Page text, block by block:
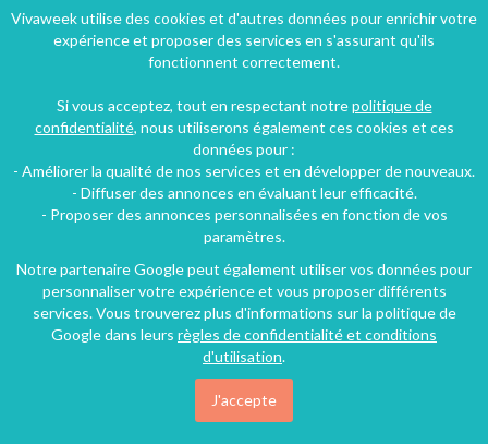
Un bijoux à Strasbourg: la location calme et typique d'un 2 pièces dans Strasbourg centre historique
Strasbourg (35 km), Bas-Rhin, Alsace, Grand Est, France
Vivaweek utilise des cookies et d'autres données pour enrichir votre
expérience et proposer des services en s'assurant qu'ils
fonctionnent correctement.
Si vous acceptez, tout en respectant notrepolitique de
confidentialité, nous utiliserons également ces cookies et ces
données pour :
- Améliorer la qualité de nos services et en développer de nouveaux.
- Diffuser des annonces en évaluant leur efficacité.
- Proposer des annonces personnalisées en fonction de vos
paramètres.
Notre partenaire Google peut également utiliser vos données pour
personnaliser votre expérience et vous proposer différents
services. Vous trouverez plus d'informations sur la politique de
Google dans leurs règles de confidentialité et conditions
d'utilisation.
J'accepte